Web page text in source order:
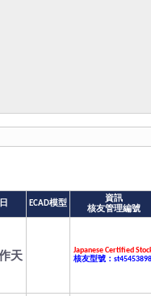
ECAD模型
資訊
核友管理編號
天
Japanese Certified
核友型號：st45453898